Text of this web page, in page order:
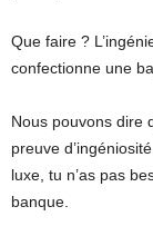
Que faire ?
confectionne une
Nous pouvons dire
preuve
luxe, tu n’as pas
banque.